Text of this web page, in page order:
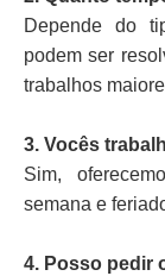
Depende do
podem ser
trabalhos
3. Vocês
Sim,
semana e
4. Posso pedir